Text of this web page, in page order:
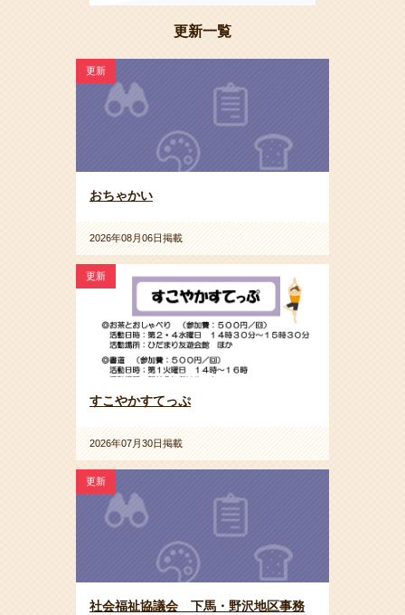
更新一覧
更新
おちゃかい
2026年08月06日掲載
更新
すこやかすてっぷ
2026年07月30日掲載
更新
社会福祉協議会 下馬・野沢地区事務